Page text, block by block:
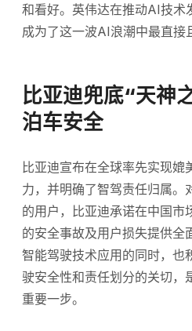
和看好。英伟达在推动AI技术
成为了这一波AI浪潮中最直接
比亚迪兜底“天神
泊车安全
比亚迪宣布在全球率先实现
力，并明确了智驾责任归属。
的用户，比亚迪承诺在中国市
的安全事故及用户损失提供全
智能驾驶技术应用的同时，也
驶安全性和责任划分的关切，
重要一步。